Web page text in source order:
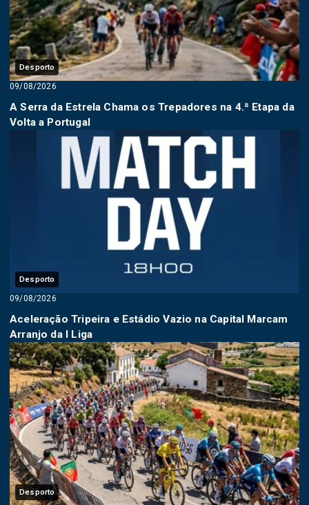
Desporto
09/08/2026
A Serra da Estrela Chama os Trepadores na 4.ª Etapa da
Volta a Portugal
Desporto
09/08/2026
Aceleração Tripeira e Estádio Vazio na Capital Marcam
Arranjo da I Liga
Desporto